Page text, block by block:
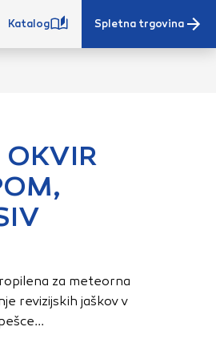
Katalog Spletna trgovina
OKVIR
za meteorna
revizijskih jaškov v